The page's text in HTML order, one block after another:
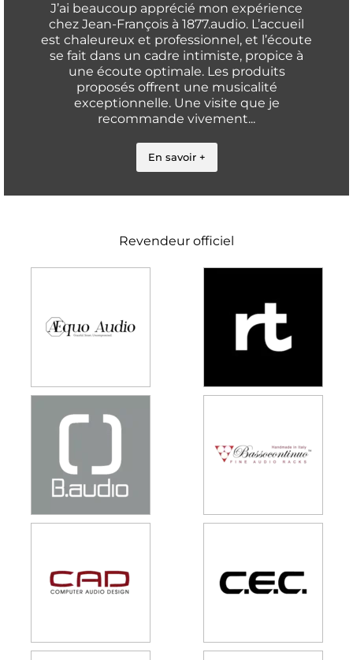
J’ai beaucoup apprécié mon expérience
chez Jean-François à 1877.audio. L’accueil
est chaleureux et professionnel, et l’écoute
se fait dans un cadre intimiste, propice à
une écoute optimale. Les produits
proposés offrent une musicalité
exceptionnelle. Une visite que je
recommande vivement...
En savoir +
Revendeur officiel